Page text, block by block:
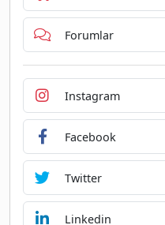
Forumlar
Instagram
Facebook
Twitter
Linkedin